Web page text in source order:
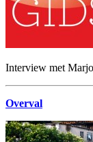
Interview met
Overval